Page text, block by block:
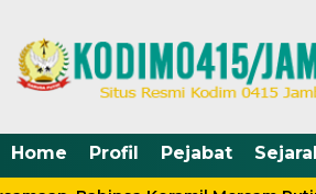
Home Profil Pejabat